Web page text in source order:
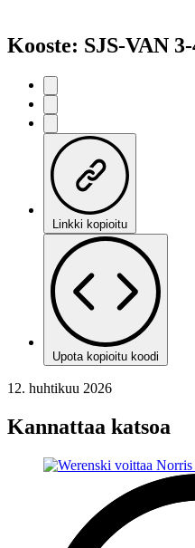
Kooste: SJS-VAN
Linkki kopioitu
Upota kopioitu koodi
12. huhtikuu 2026
Kannattaa katsoa